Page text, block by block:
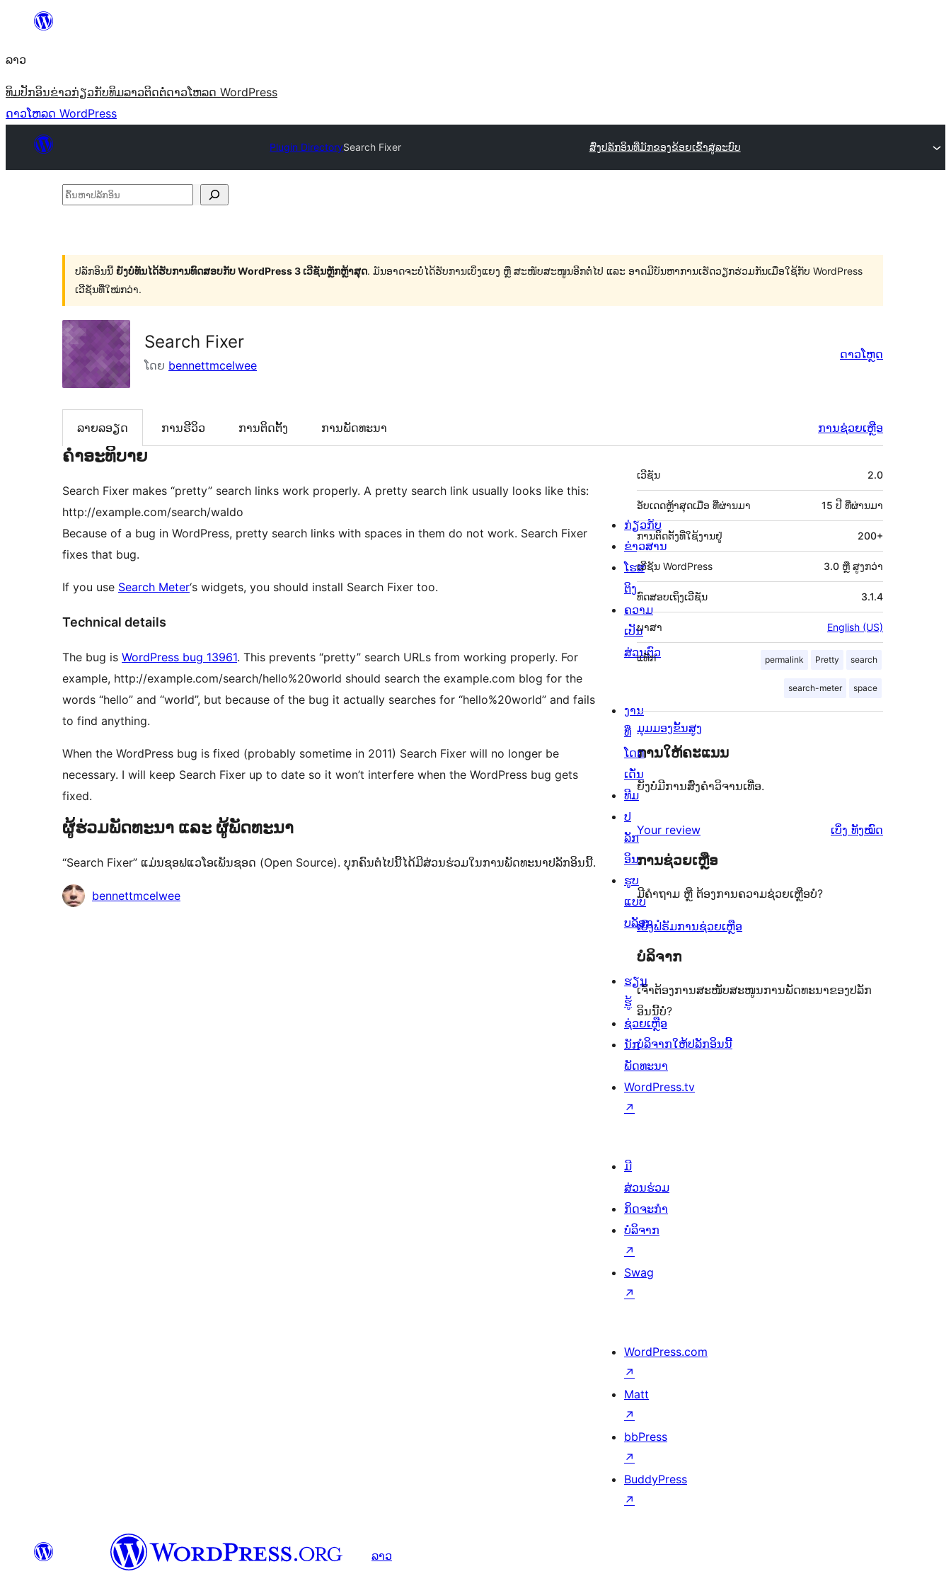
ທີ່
ເນື້ອຫາ
ລາວ
ທິມປັກອິນຂ່າວກ່ຽວກັບທິມລາວຕິດຕໍ່ດາວໂຫລດ WordPress
ດາວໂຫລດ WordPress
Plugin DirectorySearch Fixer ສົ່ງປລັກອິນທີ່ມັກຂອງຂ້ອຍເຂົ້າສູ່ລະບົບ
ຄົ້ນ
ລັກ
ອິນ
ປລັກອິນນີ້ ຍັງບໍ່ທັນໄດ້ຮັບການທົດສອບກັບ WordPress 3 ເວີຊັນຫຼັກຫຼ້າສຸດ. ມັນອາດຈະບໍ່ໄດ້ຮັບການເບິ່ງແຍງ ຫຼື ສະໜັບສະໜູນອີກຕໍ່ໄປ ແລະ ອາດມີບັນຫາການເຮັດວຽກຮ່ວມກັນເມື່ອໃຊ້ກັບ WordPress
ເວີຊັນທີ່ໃໝ່ກວ່າ.
Search Fixer
ໂດຍ bennettmcelwee
ດາວໂຫຼດ
ລາຍລອຽດ ການຣີວິວ ການຕິດຕັ້ງ ການພັດທະນາ ການຊ່ວຍເຫຼືອ
ຄຳອະທິບາຍ
Search Fixer makes “pretty” search links work properly. A pretty search link usually looks like this:
http://example.com/search/waldo
Because of a bug in WordPress, pretty search links with spaces in them do not work. Search Fixer
fixes that bug.
If you use Search Meter‘s widgets, you should install Search Fixer too.
Technical details
The bug is WordPress bug 13961. This prevents “pretty” search URLs from working properly. For
example, http://example.com/search/hello%20world should search the example.com blog for the
words “hello” and “world”, but because of the bug it actually searches for “hello%20world” and fails
to find anything.
When the WordPress bug is fixed (probably sometime in 2011) Search Fixer will no longer be
necessary. I will keep Search Fixer up to date so it won’t interfere when the WordPress bug gets
fixed.
ຜູ້ຮ່ວມພັດທະນາ ແລະ ຜູ້ພັດທະນາ
“Search Fixer” ແມ່ນຊອຟແວໂອເພັນຊອດ (Open Source). ບຸກຄົນຕໍ່ໄປນີ້ໄດ້ມີສ່ວນຮ່ວມໃນການພັດທະນາປລັກອິນນີ້.
ຜູ້
bennettmcelwee
ຂໍ້ມູນ
ກຳກັບ
(Meta)
ເວີຊັນ 2.0
ອັບເດດຫຼ້າສຸດເມື່ອ 15 ປີ ທີ່ຜ່ານມາ
ທີ່ຜ່ານມາ
ການຕິດຕັ້ງທີ່ໃຊ້ງານຢູ່ 200+
ເວີຊັນ WordPress 3.0 ຫຼື ສູງກວ່າ
ທົດສອບເຖິງເວີຊັນ 3.1.4
ພາສາ English (US)
ແທັກ permalink Pretty search
search-meter space
ມຸມມອງຂັ້ນສູງ
ການໃຫ້ຄະແນນ
ຍັງບໍ່ມີການສົ່ງຄຳວິຈານເທື່ອ.
Your review ເບິ່ງ ຄຳ
ທັງໝົດ
ການຊ່ວຍເຫຼືອ
ມີຄຳຖາມ ຫຼື ຕ້ອງການຄວາມຊ່ວຍເຫຼືອບໍ່?
ເບິ່ງຟໍຣັມການຊ່ວຍເຫຼືອ
ບໍລິຈາກ
ເຈົ້າຕ້ອງການສະໜັບສະໜູນການພັດທະນາຂອງປລັກ
ອິນນີ້ບໍ່?
ບໍລິຈາກໃຫ້ປລັກອິນນີ້
ກ່ຽວກັບ
ຂ່າວສານ
ໂຮສ
ຕິງ
ຄວາມ
ເປັນ
ສ່ວນຕົວ
ງານ
ທີ່
ໂດດ
ເດັ່ນ
ທີມ
ປ
ລັກ
ອິນ
ຮູບ
ແບບ
ບລັອກ
ຮຽນ
ຮູ້
ຊ່ວຍເຫຼືອ
ນັກ
ພັດທະນາ
WordPress.tv
↗
ມີ
ສ່ວນຮ່ວມ
ກິດຈະກຳ
ບໍລິຈາກ
↗
Swag
↗
WordPress.com
↗
Matt
↗
bbPress
↗
BuddyPress
↗
ລາວ